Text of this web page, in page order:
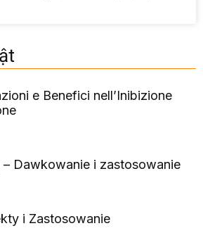
e Benefici nell’Inibizione
Dawkowanie i zastosowanie
i Zastosowanie